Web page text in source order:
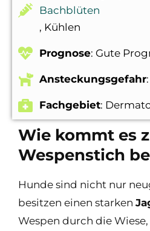
Bachblüten
, Kühlen
Prognose: Gute
Ansteckungsgefahr
Fachgebiet:
Wie kommt es
Wespenstich
Hunde sind nicht nur
besitzen einen starken
Wespen durch die